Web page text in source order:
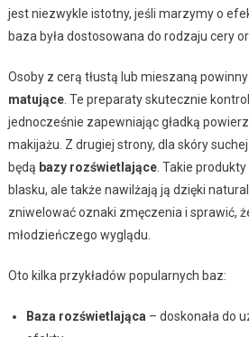
jest niezwykle istotny, jeśli marzymy o
baza była dostosowana do rodzaju cery
Osoby z cerą tłustą lub mieszaną
matujące. Te preparaty skutecznie
jednocześnie zapewniając gładką
makijażu. Z drugiej strony, dla skóry
będą bazy rozświetlające. Takie
blasku, ale także nawilżają ją dzięki
zniwelować oznaki zmęczenia i sprawić,
młodzieńczego wyglądu.
Oto kilka przykładów popularnych baz:
Baza rozświetlająca – doskonała do